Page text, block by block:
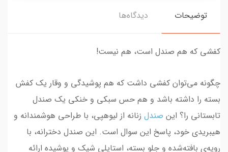
توضیحات دیدگاه‌ها
کفشی که هم صندل است، هم نیست!
چگونه می‌توان کفشی داشت که هم پوشیدگی و وقار یک کفش
بسته را داشته باشد و هم حس سبکی و خنکی یک صندل
تابستانی را؟ این صندل زنانه از لیوهپی، با طراحی هوشمندانه و
هیبریدی خود، پاسخ این سوال است. این صندل دخترانه، با
رویه‌ی بافته‌شده و جلو بسته، استایلی شیک و پوشیده ارائه